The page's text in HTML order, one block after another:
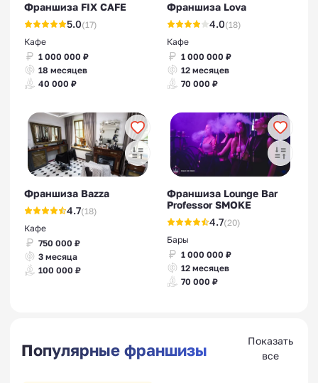
Франшиза FIX CAFE
5.0(17)
Кафе
1 000 000 ₽
18 месяцев
40 000 ₽
Франшиза Lova
4.0(18)
Кафе
1 000 000 ₽
12 месяцев
70 000 ₽
Франшиза Bazza
4.7(18)
Кафе
750 000 ₽
3 месяца
100 000 ₽
Франшиза Lounge Bar
Professor SMOKE
4.7(20)
Бары
1 000 000 ₽
12 месяцев
70 000 ₽
Популярные франшизы
Показать
все